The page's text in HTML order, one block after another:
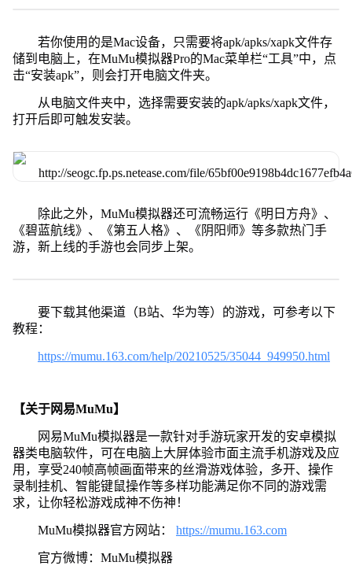
若你使用的是Mac设备，只需要将apk/apks/xapk文件存
储到电脑上，在MuMu模拟器Pro的Mac菜单栏“工具”中，点
击“安装apk”，则会打开电脑文件夹。
从电脑文件夹中，选择需要安装的apk/apks/xapk文件，
打开后即可触发安装。
除此之外，MuMu模拟器还可流畅运行《明日方舟》、
《碧蓝航线》、《第五人格》、《阴阳师》等多款热门手
游，新上线的手游也会同步上架。
要下载其他渠道（B站、华为等）的游戏，可参考以下
教程：
https://mumu.163.com/help/20210525/35044_949950.html
【关于网易MuMu】
网易MuMu模拟器是一款针对手游玩家开发的安卓模拟
器类电脑软件，可在电脑上大屏体验市面主流手机游戏及应
用，享受240帧高帧画面带来的丝滑游戏体验，多开、操作
录制挂机、智能键鼠操作等多样功能满足你不同的游戏需
求，让你轻松游戏成神不伤神！
MuMu模拟器官方网站： https://mumu.163.com
官方微博：MuMu模拟器